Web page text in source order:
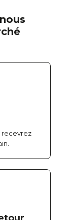
recevrez